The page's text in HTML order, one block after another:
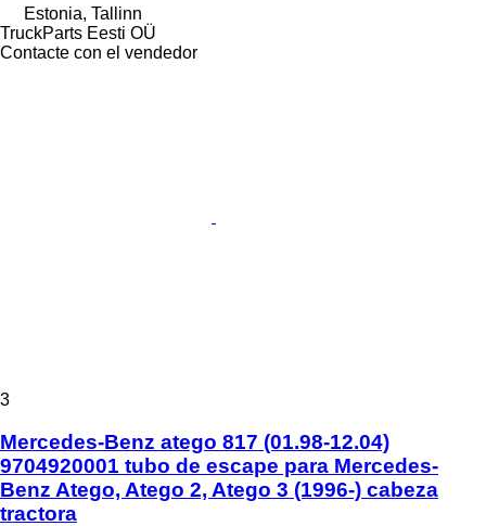
Estonia, Tallinn
TruckParts Eesti OÜ
Contacte con el vendedor
3
Mercedes-Benz atego 817 (01.98-12.04)
9704920001 tubo de escape para Mercedes-
Benz Atego, Atego 2, Atego 3 (1996-) cabeza
tractora